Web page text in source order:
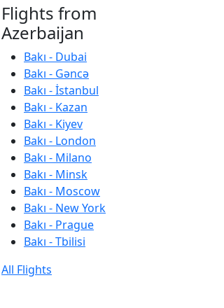
Flights from
Azerbaijan
Bakı - Dubai
Bakı - Gəncə
Bakı - İstanbul
Bakı - Kazan
Bakı - Kiyev
Bakı - London
Bakı - Milano
Bakı - Minsk
Bakı - Moscow
Bakı - New York
Bakı - Prague
Bakı - Tbilisi
All Flights